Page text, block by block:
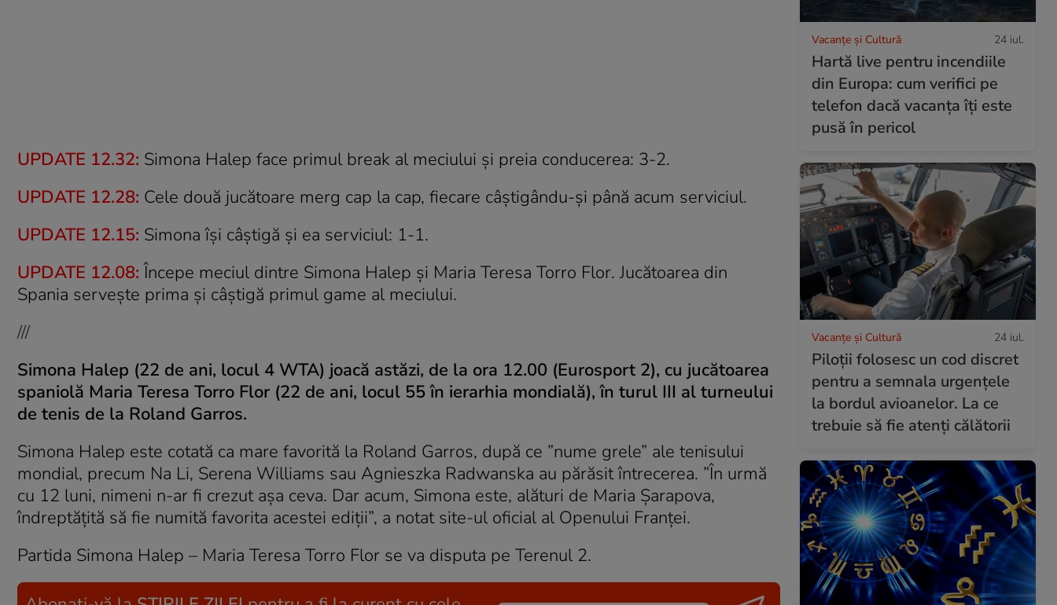
UPDATE 12.32: Simona Halep face primul break al meciului şi preia conducerea: 3-2.
UPDATE 12.28: Cele două jucătoare merg cap la cap, fiecare câştigându-şi până acum serviciul.
UPDATE 12.15: Simona îşi câştigă şi ea serviciul: 1-1.
UPDATE 12.08: Începe meciul dintre Simona Halep şi Maria Teresa Torro Flor. Jucătoarea din
Spania serveşte prima şi câştigă primul game al meciului.
///
Simona Halep (22 de ani, locul 4 WTA) joacă astăzi, de la ora 12.00 (Eurosport 2), cu jucătoarea
spaniolă Maria Teresa Torro Flor (22 de ani, locul 55 în ierarhia mondială), în turul III al turneului
de tenis de la Roland Garros.
Simona Halep este cotată ca mare favorită la Roland Garros, după ce ”nume grele” ale tenisului
mondial, precum Na Li, Serena Williams sau Agnieszka Radwanska au părăsit întrecerea. ”În urmă
cu 12 luni, nimeni n-ar fi crezut aşa ceva. Dar acum, Simona este, alături de Maria Şarapova,
îndreptăţită să fie numită favorita acestei ediţii”, a notat site-ul oficial al Openului Franţei.
Partida Simona Halep – Maria Teresa Torro Flor se va disputa pe Terenul 2.
Vacanțe și Cultură 24 iul.
Hartă live pentru incendiile
din Europa: cum verifici pe
telefon dacă vacanța îți este
pusă în pericol
Vacanțe și Cultură 24 iul.
Piloții folosesc un cod discret
pentru a semnala urgențele
la bordul avioanelor. La ce
trebuie să fie atenți călătorii